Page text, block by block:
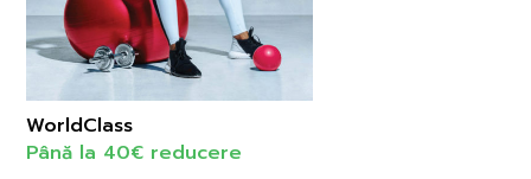
WorldClass
Până la 40€ reducere